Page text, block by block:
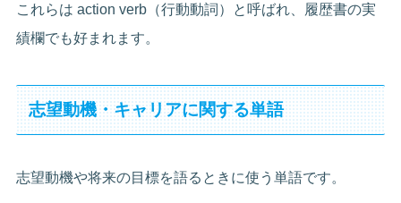
これらは action verb（行動動詞）と呼ばれ、履歴書の実
績欄でも好まれます。
志望動機・キャリアに関する単語
志望動機や将来の目標を語るときに使う単語です。